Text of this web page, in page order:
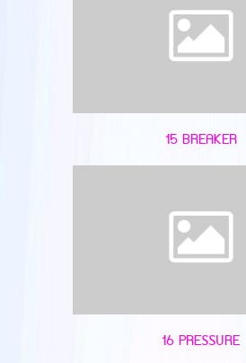
15 BREAKER
16 PRESSURE